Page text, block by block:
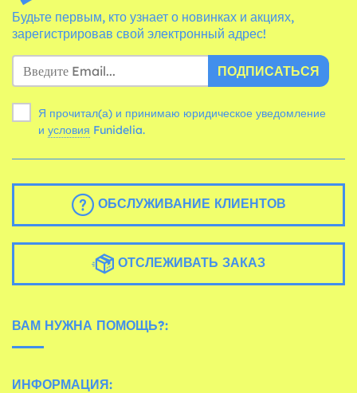
Будьте первым, кто узнает о новинках и акциях,
зарегистрировав свой электронный адрес!
ПОДПИСАТЬСЯ
Я прочитал(а) и принимаю юридическое уведомление
и условия Funidelia.
ОБСЛУЖИВАНИЕ КЛИЕНТОВ
ОТСЛЕЖИВАТЬ ЗАКАЗ
ВАМ НУЖНА ПОМОЩЬ?:
ИНФОРМАЦИЯ: